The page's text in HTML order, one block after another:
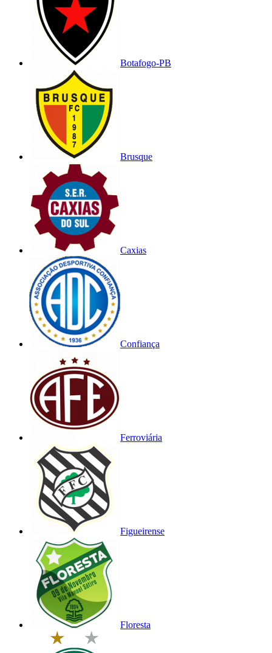
Botafogo-PB
Brusque
Caxias
Confiança
Ferroviária
Figueirense
Floresta